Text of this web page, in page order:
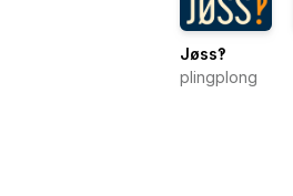
Jøss‽
plingplong